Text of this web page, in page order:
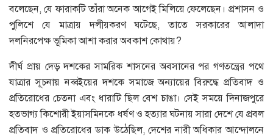
বলেছেন, যে ফারাকটি তাঁরা অনেক আগেই মিলিয়ে ফেলেছেন। প্রশাসন ও
পুলিশে যে মাত্রায় দলীয়করণ ঘটেছে, তাতে সরকারের আলাদা
দলনিরপেক্ষ ভূমিকা আশা করার অবকাশ কোথায়?
দীর্ঘ প্রায় দেড় দশকের সামরিক শাসনের অবসানের পর গণতন্ত্রের পথে
যাত্রার সূচনায় নব্বইয়ের দশকে সমাজে অন্যায়ের বিরুদ্ধে প্রতিবাদ ও
প্রতিরোধের চেতনা এবং ধারাটি ছিল বেশ চাঙা। সেই সময়ে দিনাজপুরে
হতভাগ্য কিশোরী ইয়াসমিনকে ধর্ষণ ও হত্যার ঘটনায় সারা দেশে যে প্রবল
প্রতিবাদ ও প্রতিরোধের ডাক উঠেছিল, দেশের নারী অধিকার আন্দোলনে